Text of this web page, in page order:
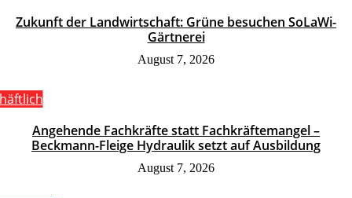
Zukunft der Landwirtschaft: Grüne besuchen SoLaWi-
Gärtnerei
August 7, 2026
Angehende Fachkräfte statt Fachkräftemangel –
Beckmann-Fleige Hydraulik setzt auf Ausbildung
August 7, 2026